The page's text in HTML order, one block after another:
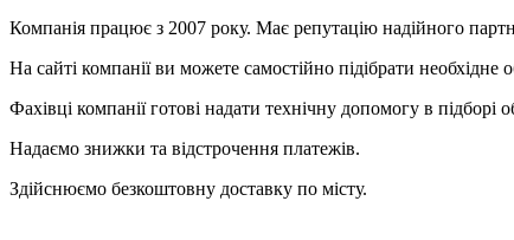
Компанія працює з 2007 року. Має репутацію надійного
На сайті компанії ви можете самостійно підібрати
Фахівці компанії готові надати технічну допомогу в підборі
Надаємо знижки та відстрочення платежів.
Здійснюємо безкоштовну доставку по місту.